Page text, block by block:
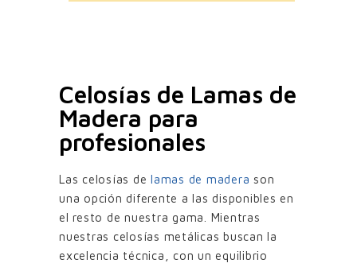
Celosías de Lamas de
Madera para
profesionales
Las celosías de lamas de madera son
una opción diferente a las disponibles en
el resto de nuestra gama. Mientras
nuestras celosías metálicas buscan la
excelencia técnica, con un equilibrio